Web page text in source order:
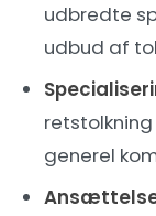
udbredte
udbud af
generel